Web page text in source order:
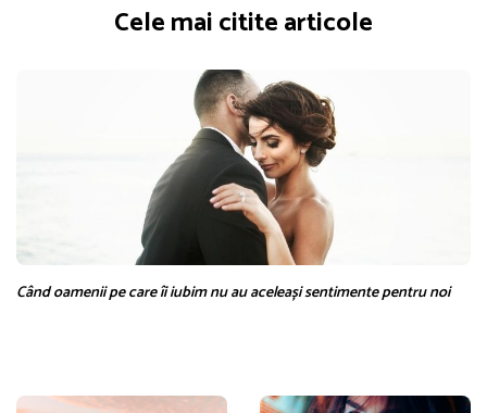
Cele mai citite articole
Când oamenii pe care îi iubim nu au aceleași sentimente pentru noi